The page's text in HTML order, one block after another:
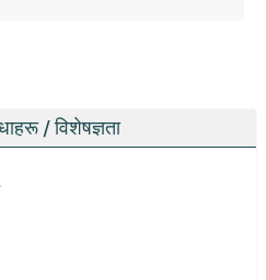
/ विशेषज्ञता